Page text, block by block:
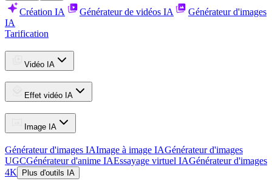
Création IA Générateur de vidéos IA
Générateur d'images
IA
Tarification
Vidéo IA
Effet vidéo IA
Image IA
Générateur d'images IAImage à image IAGénérateur d'images
UGCGénérateur d'anime IAEssayage virtuel IAGénérateur d'images
4K
Plus d'outils IA